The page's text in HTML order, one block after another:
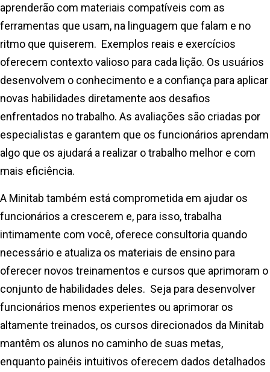
aprenderão com materiais compatíveis com as
ferramentas que usam, na linguagem que falam e no
ritmo que quiserem. Exemplos reais e exercícios
oferecem contexto valioso para cada lição. Os usuários
desenvolvem o conhecimento e a confiança para aplicar
novas habilidades diretamente aos desafios
enfrentados no trabalho. As avaliações são criadas por
especialistas e garantem que os funcionários aprendam
algo que os ajudará a realizar o trabalho melhor e com
mais eficiência.
A Minitab também está comprometida em ajudar os
funcionários a crescerem e, para isso, trabalha
intimamente com você, oferece consultoria quando
necessário e atualiza os materiais de ensino para
oferecer novos treinamentos e cursos que aprimoram o
conjunto de habilidades deles. Seja para desenvolver
funcionários menos experientes ou aprimorar os
altamente treinados, os cursos direcionados da Minitab
mantêm os alunos no caminho de suas metas,
enquanto painéis intuitivos oferecem dados detalhados